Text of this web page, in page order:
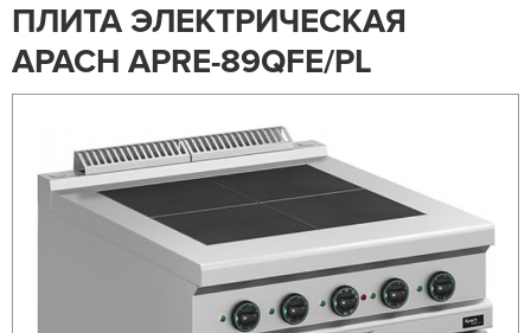
ПЛИТА ЭЛЕКТРИЧЕСКАЯ
APACH APRE-89QFE/PL